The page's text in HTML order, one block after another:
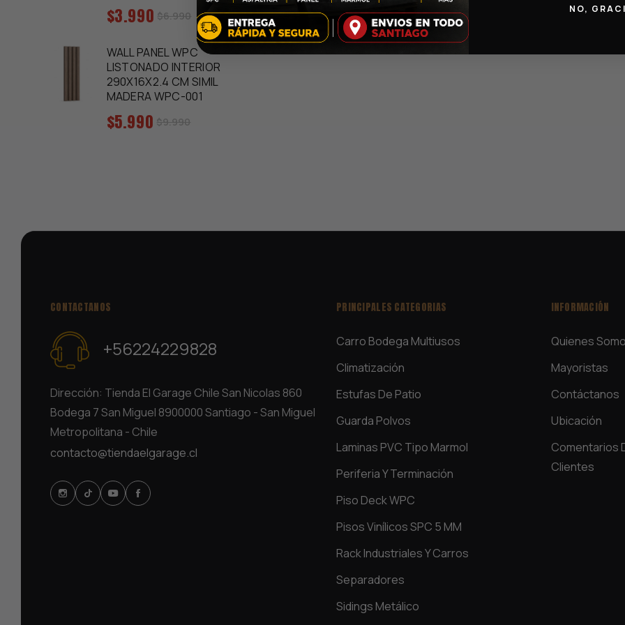
Precio
regular
$3.990Precio
venta
$6.990
WALL PANEL WPC
LISTONADO INTERIOR
290X16X2.4 CM SIMIL
MADERA WPC-001
Precio
regular
$5.990Precio
$9.990
CONTACTANOS
+56224229828
Dirección: Tienda El Garage Chile San Nicolas 860
Bodega 7 San Miguel 8900000 Santiago - San Miguel
Metropolitana - Chile
contacto@tiendaelgarage.cl
PRINCIPALES CATEGORIAS
Carro Bodega Multiusos
Climatización
Estufas De Patio
Guarda Polvos
Laminas PVC Tipo Marmol
Periferia Y Terminación
Piso Deck WPC
Pisos Vinílicos SPC 5 MM
Rack Industriales Y Carros
Separadores
Sidings Metálico
INFORMACIÓN
Quienes
Mayoristas
Contáctanos
Ubicación
Comentarios
Clientes
NO,